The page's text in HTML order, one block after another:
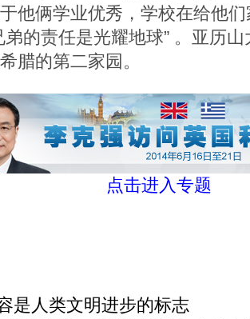
他俩学业优秀，学校在给他
弟的责任是光耀地球” 。亚历
腊的第二家园。
点击进入专题
是人类文明进步的标志